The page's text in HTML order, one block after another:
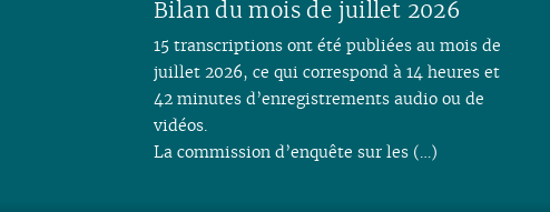
Bilan du mois de juillet 2026
15 transcriptions ont été publiées au mois de
juillet 2026, ce qui correspond à 14 heures et
42 minutes d’enregistrements audio ou de
vidéos.
La commission d’enquête sur les (…)